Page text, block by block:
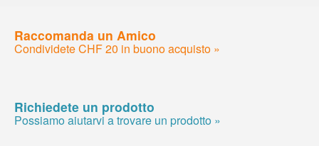
Raccomanda un Amico
Condividete CHF 20 in buono acquisto »
Richiedete un prodotto
Possiamo aiutarvi a trovare un prodotto »